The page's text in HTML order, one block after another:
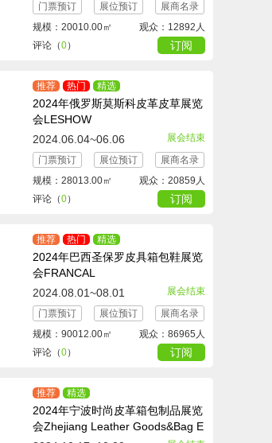
门票预订
展位预订
展商名录
规模：20010.00㎡
观众：12892人
评论（0） 订阅
推荐 热门 精选
2024年俄罗斯莫斯科皮革皮草展览
会LESHOW
2024.06.04~06.06
展会结束
门票预订
展位预订
展商名录
规模：28013.00㎡
观众：20859人
评论（0） 订阅
推荐 热门 精选
2024年巴西圣保罗皮具箱包鞋展览
会FRANCAL
2024.08.01~08.01
展会结束
门票预订
展位预订
展商名录
规模：90012.00㎡
观众：86965人
评论（0） 订阅
推荐 精选
2024年宁波时尚皮革箱包制品展览
会Zhejiang Leather Goods&Bag E